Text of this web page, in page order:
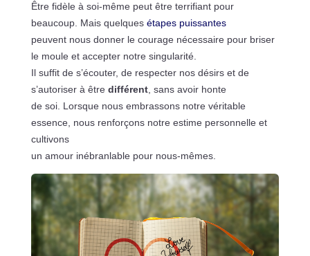
Être fidèle à soi-même peut être terrifiant pour
beaucoup. Mais quelques étapes puissantes
peuvent nous donner le courage nécessaire pour briser
le moule et accepter notre singularité.
Il suffit de s’écouter, de respecter nos désirs et de
s’autoriser à être différent, sans avoir honte
de soi. Lorsque nous embrassons notre véritable
essence, nous renforçons notre estime personnelle et
cultivons
un amour inébranlable pour nous-mêmes.